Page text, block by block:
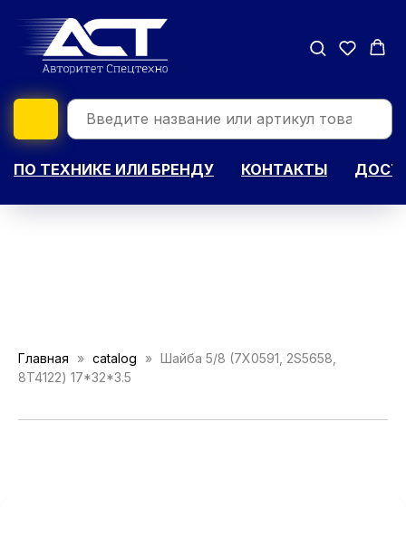
ПО ТЕХНИКЕ ИЛИ БРЕНДУ КОНТАКТЫ
Главная catalog
Шайба 5/8 (7X0591, 2S5658,
8T4122) 17*32*3.5